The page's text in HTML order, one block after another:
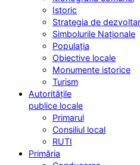
Istoric
Strategia de
Simbolurile Naționale
Populația
Obiective locale
Monumente istorice
Turism
Autoritățile
publice locale
Primarul
Consiliul local
RUTI
Primăria